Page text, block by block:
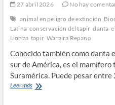
27 abril 2026
No hay
animal en peligro de extinción
Latina conservación del tapir danta
Lionza tapir Waraira Repano
Conocido también como danta
sur de América, es el
Suramérica. Puede pesar
Leer másEl